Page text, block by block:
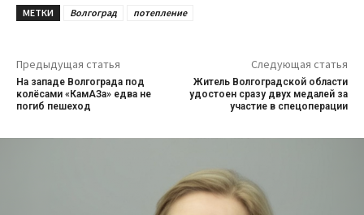
МЕТКИ Волгоград потепление
Предыдущая статья
На западе Волгограда под
колёсами «КамАЗа» едва не
погиб пешеход
Следующая статья
Житель Волгоградской области
удостоен сразу двух медалей за
участие в спецоперации